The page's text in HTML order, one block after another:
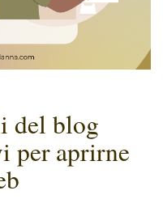
del blog
per aprirne